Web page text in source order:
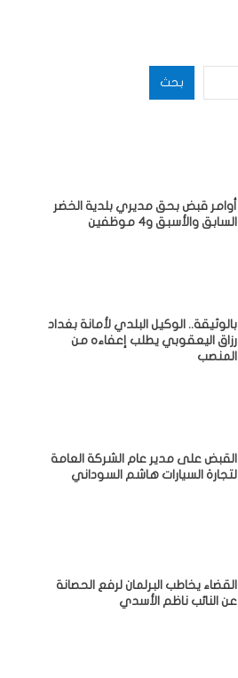
بحث
أوامر قبض بحق مديري بلدية الخضر
السابق والأسبق و4 موظفين
بالوثيقة.. الوكيل البلدي لأمانة بغداد
رزاق اليعقوبي يطلب إعفاءه من
المنصب
القبض على مدير عام الشركة العامة
لتجارة السيارات هاشم السوداني
القضاء يخاطب البرلمان لرفع الحصانة
عن النائب ناظم الأسدي